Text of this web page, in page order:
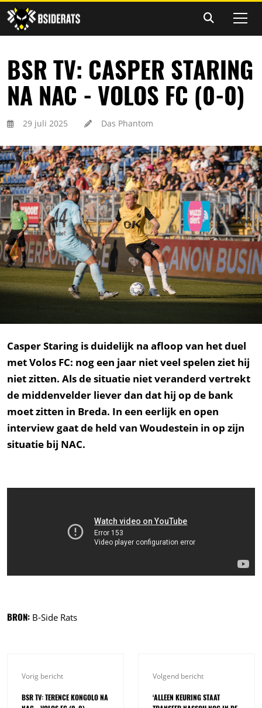
BSR TV: CASPER STARING
NA NAC - VOLOS FC (0-0)
29 juli 2025 Das Phantom
Casper Staring is duidelijk na afloop van het duel
met Volos FC: nog een jaar niet veel spelen ziet hij
niet zitten. Als de situatie niet veranderd vertrekt
de middenvelder liever dan dat hij op de bank
moet zitten in Breda. In een eerlijk en open
interview gaat de held van Woudestein in op zijn
situatie bij NAC.
BRON: B-Side Rats
Vorig bericht
BSR TV: TERENCE KONGOLO NA
Volgend bericht
‘ALLEEN KEURING STAAT